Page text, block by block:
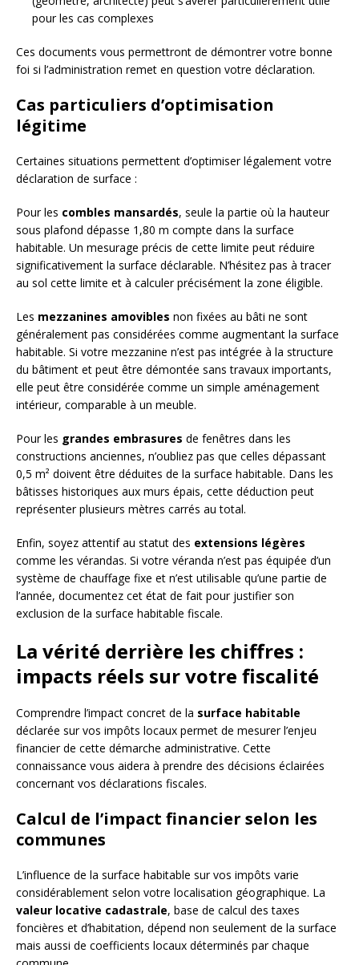
pour les cas complexes
Ces documents vous permettront de démontrer votre bonne
foi si l’administration remet en question votre déclaration.
Cas particuliers d’optimisation
légitime
Certaines situations permettent d’optimiser légalement votre
déclaration de surface :
Pour les combles mansardés, seule la partie où la hauteur
sous plafond dépasse 1,80 m compte dans la surface
habitable. Un mesurage précis de cette limite peut réduire
significativement la surface déclarable. N’hésitez pas à tracer
au sol cette limite et à calculer précisément la zone éligible.
Les mezzanines amovibles non fixées au bâti ne sont
généralement pas considérées comme augmentant la surface
habitable. Si votre mezzanine n’est pas intégrée à la structure
du bâtiment et peut être démontée sans travaux importants,
elle peut être considérée comme un simple aménagement
intérieur, comparable à un meuble.
Pour les grandes embrasures de fenêtres dans les
constructions anciennes, n’oubliez pas que celles dépassant
0,5 m² doivent être déduites de la surface habitable. Dans les
bâtisses historiques aux murs épais, cette déduction peut
représenter plusieurs mètres carrés au total.
Enfin, soyez attentif au statut des extensions légères
comme les vérandas. Si votre véranda n’est pas équipée d’un
système de chauffage fixe et n’est utilisable qu’une partie de
l’année, documentez cet état de fait pour justifier son
exclusion de la surface habitable fiscale.
La vérité derrière les chiffres :
impacts réels sur votre fiscalité
Comprendre l’impact concret de la surface habitable
déclarée sur vos impôts locaux permet de mesurer l’enjeu
financier de cette démarche administrative. Cette
connaissance vous aidera à prendre des décisions éclairées
concernant vos déclarations fiscales.
Calcul de l’impact financier selon les
communes
L’influence de la surface habitable sur vos impôts varie
considérablement selon votre localisation géographique. La
valeur locative cadastrale, base de calcul des taxes
foncières et d’habitation, dépend non seulement de la surface
mais aussi de coefficients locaux déterminés par chaque